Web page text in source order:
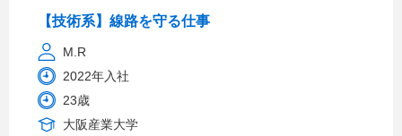
【技術系】線路を守る仕事
M.R
2022年入社
23歳
大阪産業大学